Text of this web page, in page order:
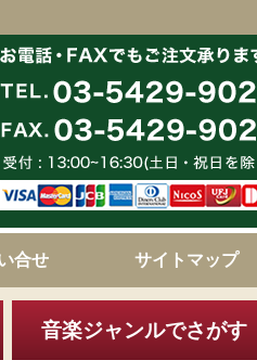
合せ サイトマップ
音楽ジャンルでさがす